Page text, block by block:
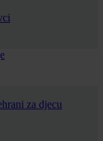
za djecu